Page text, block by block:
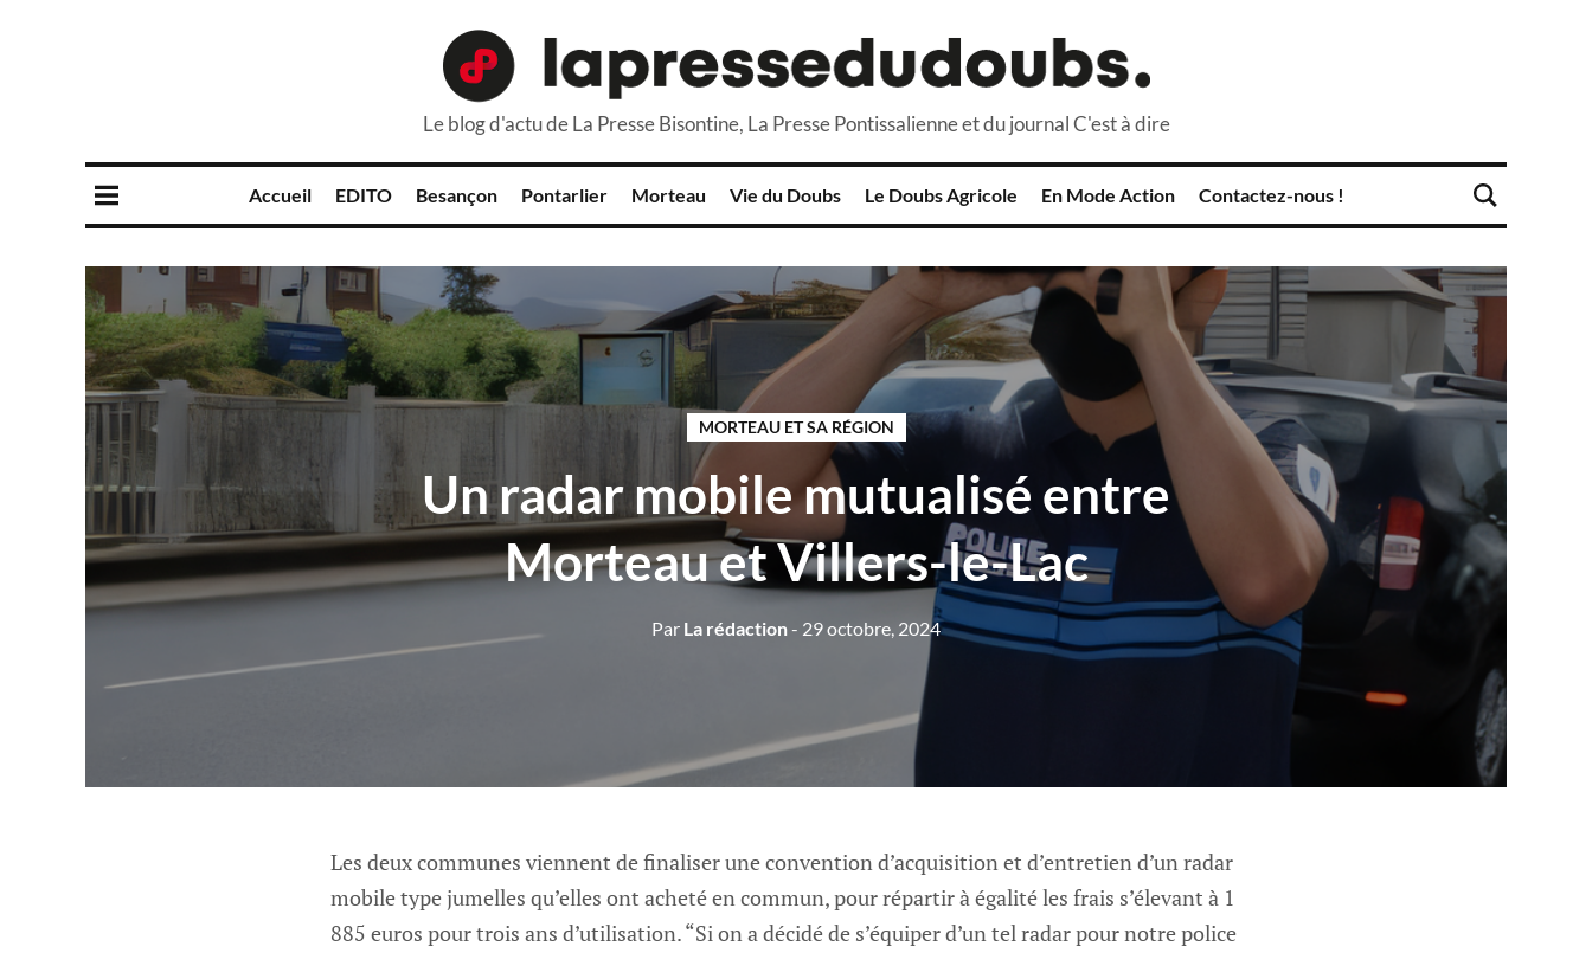
Le blog d'actu de La Presse Bisontine, La Presse Pontissalienne et du journal C'est à dire
Accueil EDITO Besançon Pontarlier Morteau Vie du Doubs Le Doubs Agricole En Mode Action Contactez-nous !
MORTEAU ET SA RÉGION
Un radar mobile mutualisé entre
Morteau et Villers-le-Lac
Par La rédaction- 29 octobre, 2024
Les deux communes viennent de finaliser une convention d’acquisition et d’entretien d’un radar
mobile type jumelles qu’elles ont acheté en commun, pour répartir à égalité les frais s’élevant à 1
885 euros pour trois ans d’utilisation. “Si on a décidé de s’équiper d’un tel radar pour notre police